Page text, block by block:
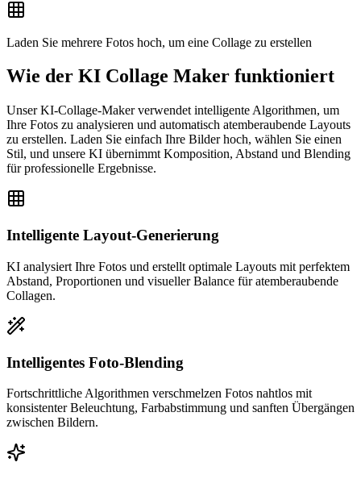
Laden Sie mehrere Fotos hoch, um eine Collage zu erstellen
Wie der KI Collage Maker funktioniert
Unser KI-Collage-Maker verwendet intelligente Algorithmen, um
Ihre Fotos zu analysieren und automatisch atemberaubende Layouts
zu erstellen. Laden Sie einfach Ihre Bilder hoch, wählen Sie einen
Stil, und unsere KI übernimmt Komposition, Abstand und Blending
für professionelle Ergebnisse.
Intelligente Layout-Generierung
KI analysiert Ihre Fotos und erstellt optimale Layouts mit perfektem
Abstand, Proportionen und visueller Balance für atemberaubende
Collagen.
Intelligentes Foto-Blending
Fortschrittliche Algorithmen verschmelzen Fotos nahtlos mit
konsistenter Beleuchtung, Farbabstimmung und sanften Übergängen
zwischen Bildern.